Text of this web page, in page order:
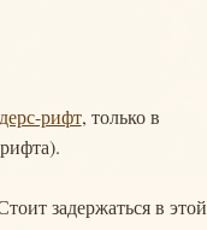
рифт, только в
задержаться в этой